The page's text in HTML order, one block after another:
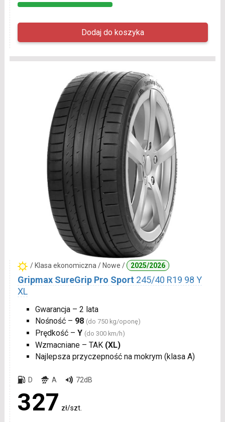
/ Klasa ekonomiczna / Nowe / 2025/2026
Gripmax SureGrip Pro Sport 245/40 R19 98 Y
XL
Gwarancja – 2 lata
Nośność – 98 (do 750 kg/oponę)
Prędkość – Y (do 300 km/h)
Wzmacniane – TAK (XL)
Najlepsza przyczepność na mokrym (klasa A)
D A 72dB
327 zł/szt.